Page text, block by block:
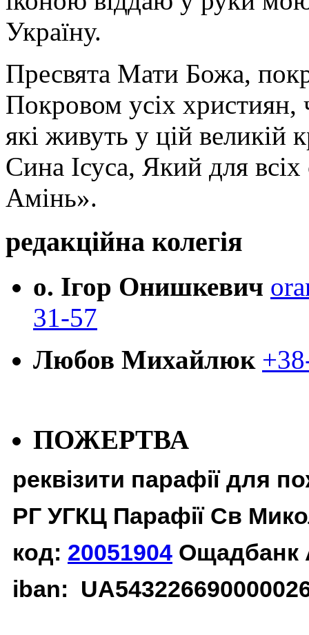
Україну.
Пресвята Мати Божа,
Покровом усіх християн,
які живуть у цій великій
Сина Ісуса, Який для
Амінь».
редакційна колегія
о. Ігор Онишкевич
31-57
Любов Михайлюк
ПОЖЕРТВА
реквізити парафії для
РГ УГКЦ Парафії Св
код: 20051904 Ощадбанк
iban: